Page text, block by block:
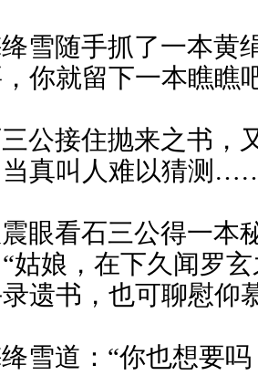
雪随手抓了一本黄
你就留下一本瞧瞧
公接住抛来之书，
真叫人难以猜测
眼看石三公得一本
姑娘，在下久闻罗
遗书，也可聊慰仰
雪道：“你也想要吗